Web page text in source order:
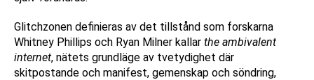
Glitchzonen definieras av det tillstånd som forskarna
Whitney Phillips och Ryan Milner kallar the ambivalent
internet, nätets grundläge av tvetydighet där
skitpostande och manifest, gemenskap och söndring,